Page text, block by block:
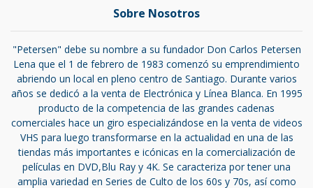
Sobre Nosotros
"Petersen" debe su nombre a su fundador Don Carlos Petersen
Lena que el 1 de febrero de 1983 comenzó su emprendimiento
abriendo un local en pleno centro de Santiago. Durante varios
años se dedicó a la venta de Electrónica y Línea Blanca. En 1995
producto de la competencia de las grandes cadenas
comerciales hace un giro especializándose en la venta de videos
VHS para luego transformarse en la actualidad en una de las
tiendas más importantes e icónicas en la comercialización de
películas en DVD,Blu Ray y 4K. Se caracteriza por tener una
amplia variedad en Series de Culto de los 60s y 70s, así como